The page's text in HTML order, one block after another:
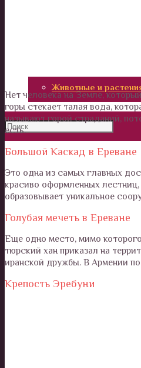
Животные и
Нет человека на Земле,
горы стекает талая вода,
называют горой страданий,
есть.
Большой Каскад в Ереване
Это одна из самых главных
красиво оформленных лестниц,
образовывает уникальное
Голубая мечеть в Ереване
Еще одно место, мимо
тюрский хан приказал на
иранской дружбы. В Армении
Крепость Эребуни